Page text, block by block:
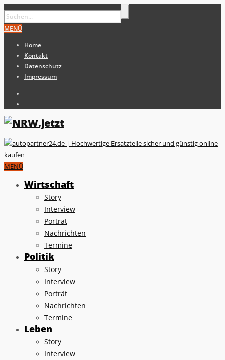
MENÜ
Home
Kontakt
Datenschutz
Impressum
MENÜ
Wirtschaft
Story
Interview
Porträt
Nachrichten
Termine
Politik
Story
Interview
Porträt
Nachrichten
Termine
Leben
Story
Interview